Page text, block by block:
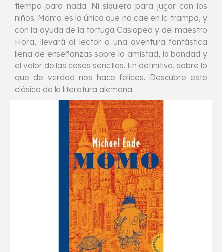
tiempo para nada. Ni siquiera para jugar con los
niños. Momo es la única que no cae en la trampa, y
con la ayuda de la tortuga Casiopea y del maestro
Hora, llevará al lector a una aventura fantástica
llena de enseñanzas sobre la amistad, la bondad y
el valor de las cosas sencillas. En definitiva, sobre lo
que de verdad nos hace felices. Descubre este
clásico de la literatura alemana.